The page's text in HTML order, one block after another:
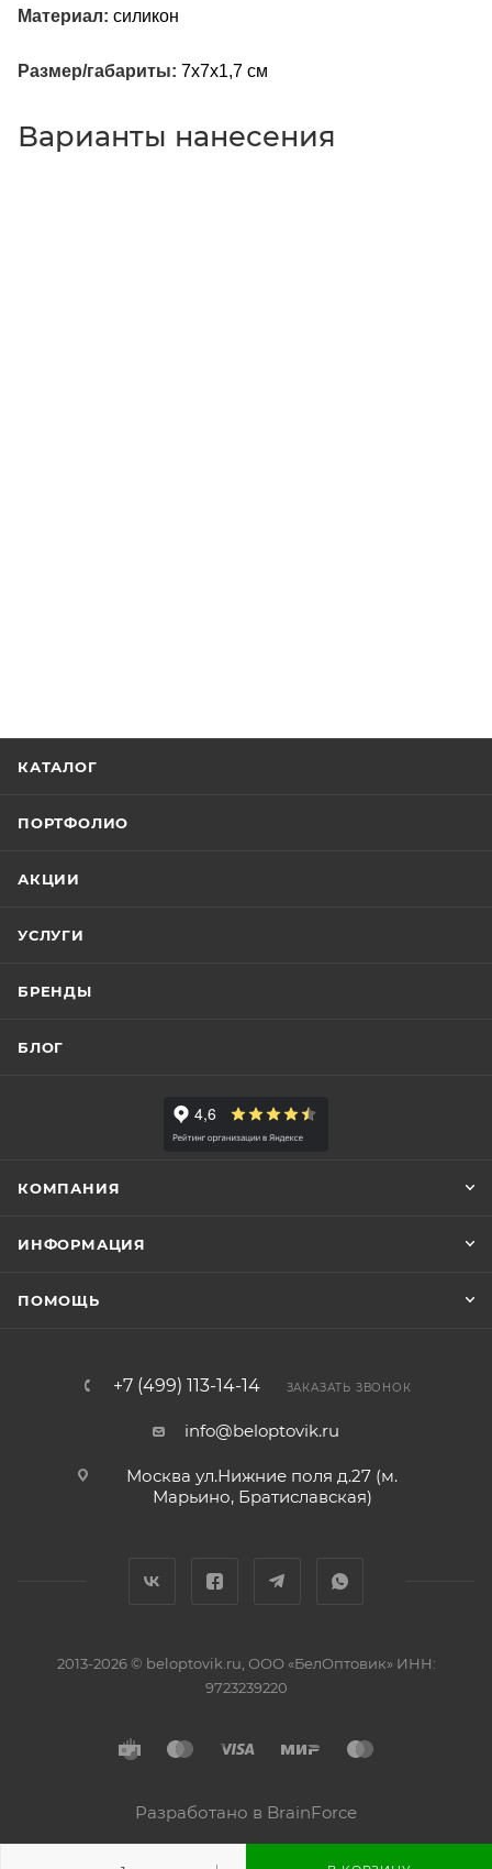
Материал: силикон
Размер/габариты: 7х7х1,7 см
Варианты нанесения
КАТАЛОГ
ПОРТФОЛИО
АКЦИИ
УСЛУГИ
БРЕНДЫ
БЛОГ
КОМПАНИЯ
ИНФОРМАЦИЯ
ПОМОЩЬ
+7 (499) 113-14-14 ЗАКАЗАТЬ ЗВОНОК
info@beloptovik.ru
Москва ул.Нижние поля д.27 (м.
Марьино, Братиславская)
2013-2026 © beloptovik.ru, ООО «БелОптовик» ИНН:
9723239220
Разработано в BrainForce